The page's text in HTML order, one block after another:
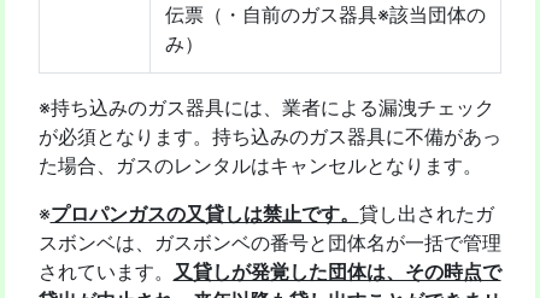
伝票（・自前のガス器具※該当団体の
み）
※持ち込みのガス器具には、業者による漏洩チェック
が必須となります。持ち込みのガス器具に不備があっ
た場合、ガスのレンタルはキャンセルとなります。
※プロパンガスの又貸しは禁止です。 貸し出されたガ
スボンベは、ガスボンベの番号と団体名が一括で管理
されています。 又貸しが発覚した団体は、その時点で